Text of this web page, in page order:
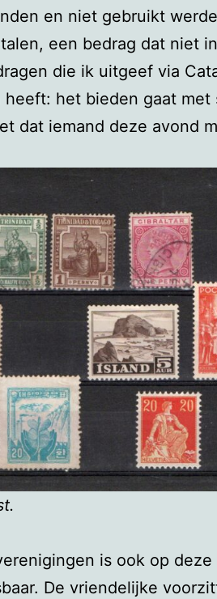
en niet gebruikt
een bedrag dat niet in
die ik uitgeef via
het bieden gaat met
dat iemand deze avond
is ook op deze
De vriendelijke